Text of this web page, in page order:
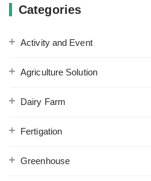
Categories
Activity and Event
Agriculture Solution
Dairy Farm
Fertigation
Greenhouse